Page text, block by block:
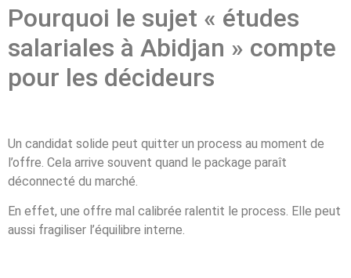
Pourquoi le sujet « études
salariales à Abidjan » compte
pour les décideurs
Un candidat solide peut quitter un process au moment de
l’offre. Cela arrive souvent quand le package paraît
déconnecté du marché.
En effet, une offre mal calibrée ralentit le process. Elle peut
aussi fragiliser l’équilibre interne.